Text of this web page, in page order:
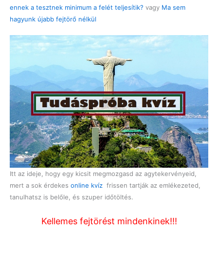
ennek a tesztnek minimum a felét teljesítik? vagy Ma sem
hagyunk újabb fejtörő nélkül
Itt az ideje, hogy egy kicsit megmozgasd az agytekervényeid,
mert a sok érdekes online kvíz frissen tartják az emlékezeted,
tanulhatsz is belőle, és szuper időtöltés.
Kellemes fejtörést mindenkinek!!!